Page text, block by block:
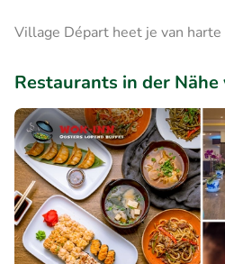
Village Départ heet je van
Restaurants in der